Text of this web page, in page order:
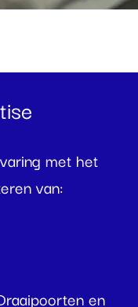
met het
van:
en